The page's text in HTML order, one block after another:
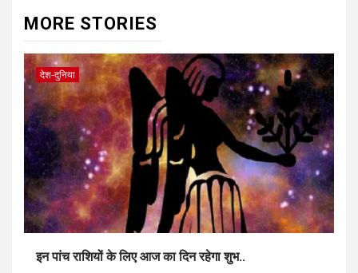
MORE STORIES
देश-दुनिया
इन पांच राशियों के लिए आज का दिन रहेगा शुभ..